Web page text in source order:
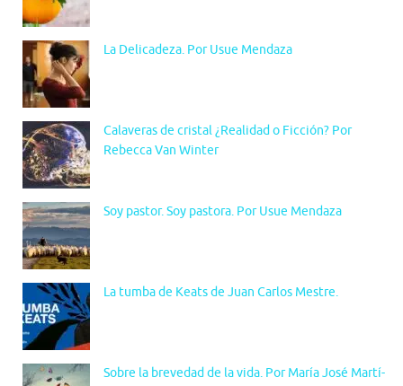
La Delicadeza. Por Usue Mendaza
Calaveras de cristal ¿Realidad o Ficción? Por
Rebecca Van Winter
Soy pastor. Soy pastora. Por Usue Mendaza
La tumba de Keats de Juan Carlos Mestre.
Sobre la brevedad de la vida. Por María José Martí-